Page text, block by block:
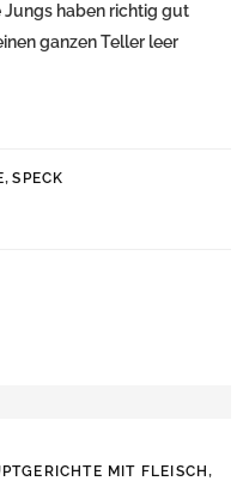
Jungs haben richtig gut
ganzen Teller leer
,SPECK
MIT FLEISCH,